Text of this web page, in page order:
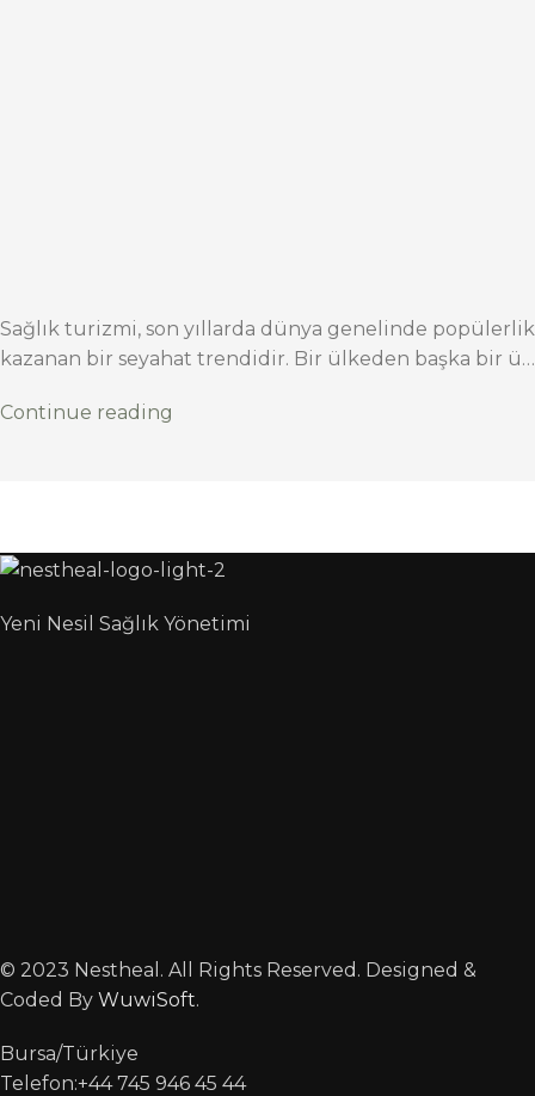
Sağlık turizmi, son yıllarda dünya genelinde popülerlik
kazanan bir seyahat trendidir. Bir ülkeden başka bir ü…
Continue reading
Yeni Nesil Sağlık Yönetimi
© 2023 Nestheal. All Rights Reserved. Designed &
Coded By WuwiSoft.
Bursa/Türkiye
Telefon:+44 745 946 45 44